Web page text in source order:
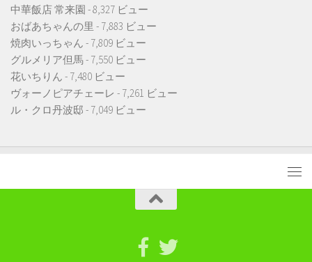
中華飯店 常来園 - 8,327 ビュー
おばあちゃんの里 - 7,883 ビュー
焼肉いっちゃん - 7,809 ビュー
グルメリア但馬- 7,550 ビュー
花いちりん - 7,480 ビュー
ヴォーノピアチェーレ - 7,261 ビュー
ル・クロ丹波邸 - 7,049 ビュー